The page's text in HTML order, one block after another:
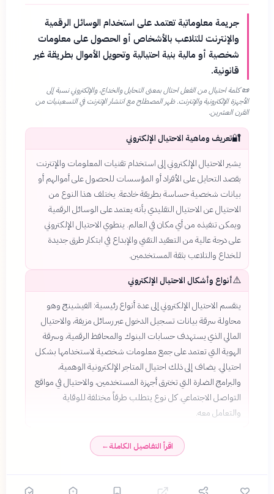
جريمة معلوماتية تعتمد على استخدام الوسائل الرقمية
والإنترنت للتلاعب بالأشخاص أو الحصول على معلومات
شخصية أو مالية بنية احتيالية وتحويل الأموال بطريقة غير
قانونية.
📜كلمة احتيال من الفعل احتال بمعنى التحايل والخداع، والإلكتروني نسبة إلى
الأجهزة الإلكترونية والإنترنت. ظهر المصطلح مع انتشار الإنترنت في التسعينيات من
القرن العشرين.
🔐تعريف وماهية الاحتيال الإلكتروني
يشير الاحتيال الإلكتروني إلى استخدام تقنيات المعلومات والإنترنت
بقصد التحايل على الأفراد أو المؤسسات للحصول على أموالهم أو
بيانات شخصية حساسة بطريقة خادعة. يختلف هذا النوع من
الاحتيال عن الاحتيال التقليدي بأنه يعتمد على الوسائل الرقمية
ويمكن تنفيذه من أي مكان في العالم. ينطوي الاحتيال الإلكتروني
على درجة عالية من التعقيد التقني والإبداع في ابتكار طرق جديدة
للخداع والتلاعب بثقة المستخدمين.
⚠️أنواع وأشكال الاحتيال الإلكتروني
ينقسم الاحتيال الإلكتروني إلى عدة أنواع رئيسية: الفيشينج وهو
محاولة سرقة بيانات تسجيل الدخول عبر رسائل مزيفة، والاحتيال
المالي الذي يستهدف حسابات البنوك والمحافظ الرقمية، وسرقة
الهوية التي تعتمد على جمع معلومات شخصية لاستخدامها بشكل
احتيالي. يضاف إلى ذلك احتيال المتاجر الإلكترونية الوهمية،
والبرامج الضارة التي تخترق أجهزة المستخدمين، والاحتيال في مواقع
التواصل الاجتماعي. كل نوع يتطلب طرقاً مختلفة للوقاية
والتعامل معه.
اقرأ التفاصيل الكاملة←